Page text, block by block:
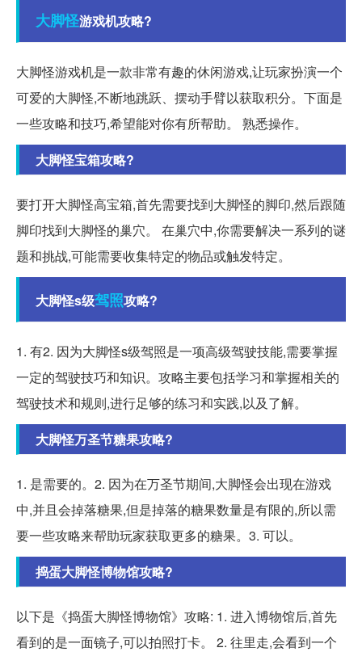
大脚怪游戏机攻略?
大脚怪游戏机是一款非常有趣的休闲游戏,让玩家扮演一个
可爱的大脚怪,不断地跳跃、摆动手臂以获取积分。下面是
一些攻略和技巧,希望能对你有所帮助。 熟悉操作。
大脚怪宝箱攻略?
要打开大脚怪高宝箱,首先需要找到大脚怪的脚印,然后跟随
脚印找到大脚怪的巢穴。 在巢穴中,你需要解决一系列的谜
题和挑战,可能需要收集特定的物品或触发特定。
大脚怪s级驾照攻略?
1. 有2. 因为大脚怪s级驾照是一项高级驾驶技能,需要掌握
一定的驾驶技巧和知识。攻略主要包括学习和掌握相关的
驾驶技术和规则,进行足够的练习和实践,以及了解。
大脚怪万圣节糖果攻略?
1. 是需要的。2. 因为在万圣节期间,大脚怪会出现在游戏
中,并且会掉落糖果,但是掉落的糖果数量是有限的,所以需
要一些攻略来帮助玩家获取更多的糖果。3. 可以。
捣蛋大脚怪博物馆攻略?
以下是《捣蛋大脚怪博物馆》攻略: 1. 进入博物馆后,首先
看到的是一面镜子,可以拍照打卡。 2. 往里走,会看到一个